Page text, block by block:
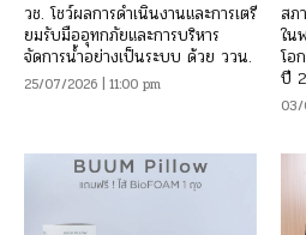
วช. โชว์ผลการดำเนินงานและการเตรี
ยมรับมืออุทกภัยและการบริหาร
จัดการน้ำอย่างเป็นระบบ ด้วย ววน.
25/07/2026 | 11:00 pm
สภ
ใน
โอ
ปี
03/